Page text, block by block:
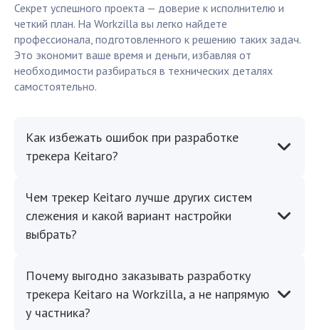
Секрет успешного проекта — доверие к исполнителю и
четкий план. На Workzilla вы легко найдете
профессионала, подготовленного к решению таких задач.
Это экономит ваше время и деньги, избавляя от
необходимости разбираться в технических деталях
самостоятельно.
Как избежать ошибок при разработке
трекера Keitaro?
Чем трекер Keitaro лучше других систем
слежения и какой вариант настройки
выбрать?
Почему выгодно заказывать разработку
трекера Keitaro на Workzilla, а не напрямую
у частника?